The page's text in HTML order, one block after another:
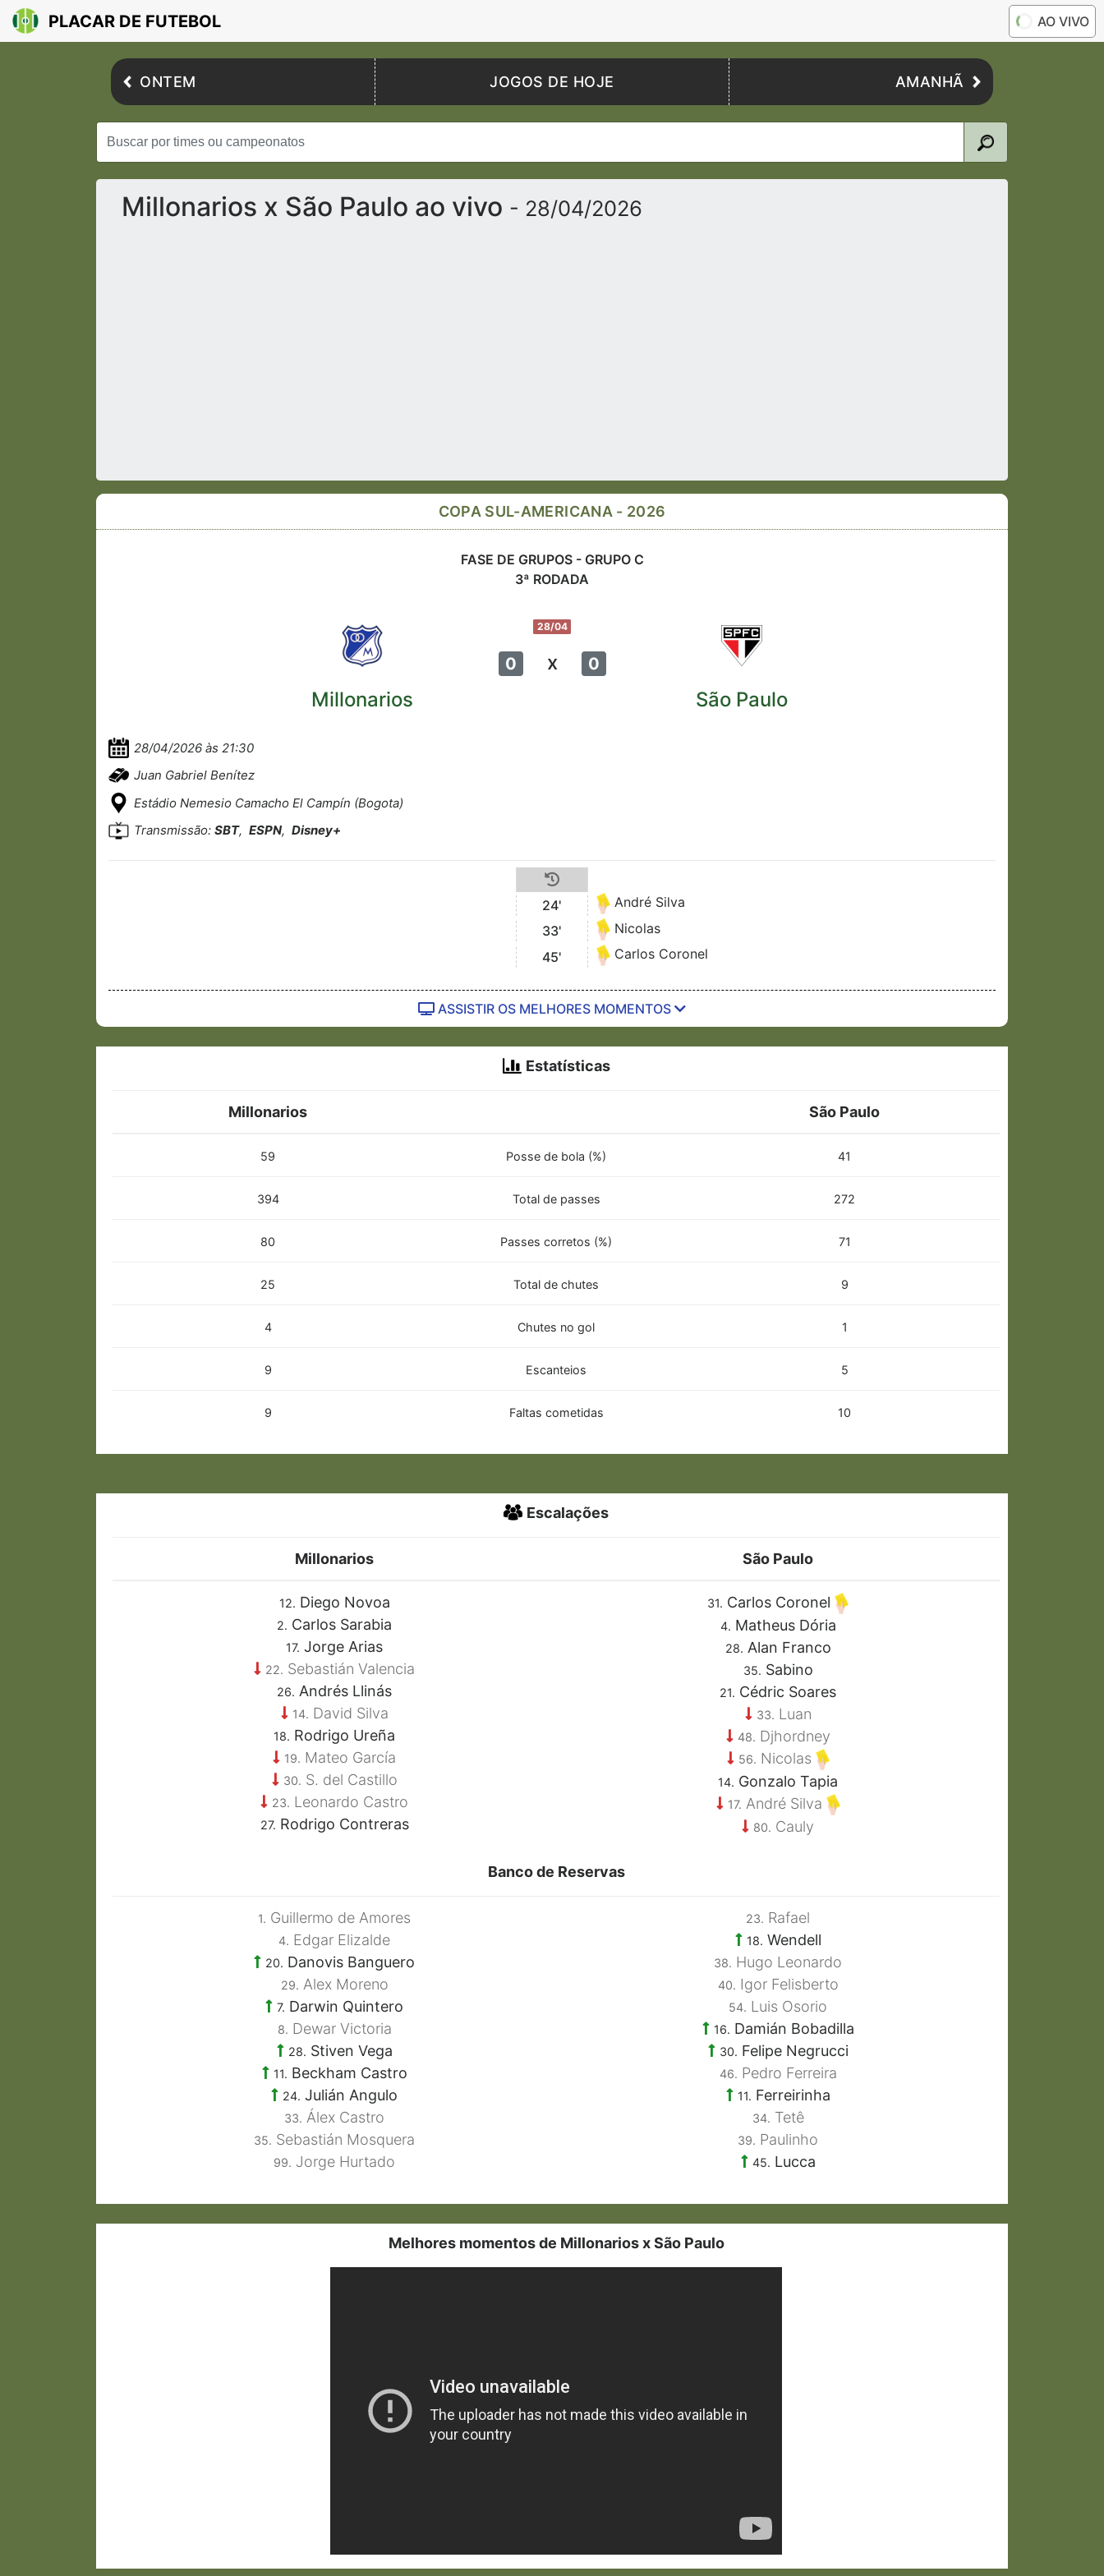
PLACAR DE FUTEBOL AO VIVO
ONTEM JOGOS DE HOJE AMANHÃ
Millonarios x São Paulo ao vivo - 28/04/2026
COPA SUL-AMERICANA - 2026
FASE DE GRUPOS - GRUPO C
3ª RODADA
28/04
0 x 0
Millonarios São Paulo
28/04/2026 às 21:30
Juan Gabriel Benítez
Estádio Nemesio Camacho El Campín (Bogota)
Transmissão: SBT, ESPN, Disney+
24'
André Silva
33'
Nicolas
45'
Carlos Coronel
ASSISTIR OS MELHORES MOMENTOS
Estatísticas
Millonarios São Paulo
59 Posse de bola (%) 41
394 Total de passes 272
80 Passes corretos (%) 71
25 Total de chutes 9
4 Chutes no gol 1
9 Escanteios 5
9 Faltas cometidas 10
Escalações
Millonarios São Paulo
12. Diego Novoa
2. Carlos Sarabia
17. Jorge Arias
22. Sebastián Valencia
26. Andrés Llinás
14. David Silva
18. Rodrigo Ureña
19. Mateo García
30. S. del Castillo
23. Leonardo Castro
27. Rodrigo Contreras
31. Carlos Coronel
4. Matheus Dória
28. Alan Franco
35. Sabino
21. Cédric Soares
33. Luan
48. Djhordney
56. Nicolas
14. Gonzalo Tapia
17. André Silva
80. Cauly
Banco de Reservas
1. Guillermo de Amores
4. Edgar Elizalde
20. Danovis Banguero
29. Alex Moreno
7. Darwin Quintero
8. Dewar Victoria
28. Stiven Vega
11. Beckham Castro
24. Julián Angulo
33. Álex Castro
35. Sebastián Mosquera
99. Jorge Hurtado
23. Rafael
18. Wendell
38. Hugo Leonardo
40. Igor Felisberto
54. Luis Osorio
16. Damián Bobadilla
30. Felipe Negrucci
46. Pedro Ferreira
11. Ferreirinha
34. Tetê
39. Paulinho
45. Lucca
Melhores momentos de Millonarios x São Paulo